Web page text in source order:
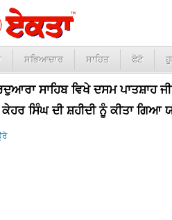
ਸਭਿਆਚਾਰ ਸਾਹਿਤ ਫੋਟੋ
ਸਾਹਿਬ ਵਿਖੇ ਦਸਮ
ਸਿੰਘ ਦੀ ਸ਼ਹੀਦੀ ਨੂੰ ਕੀਤਾ ਗਿਆ